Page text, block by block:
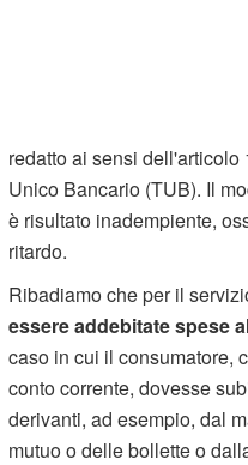
redatto ai sensi
Unico Bancario (TUB). Il
è risultato inadempiente,
ritardo.
Ribadiamo che per il
essere addebitate spese
caso in cui il consumatore,
conto corrente, dovesse
derivanti, ad esempio, dal
mutuo o delle bollette o